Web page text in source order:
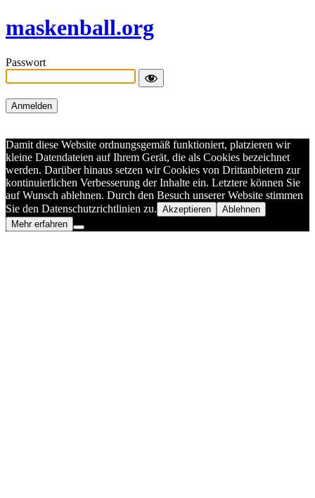
maskenball.org
Passwort
Damit diese Website ordnungsgemäß funktioniert, platzieren wir
kleine Datendateien auf Ihrem Gerät, die als Cookies bezeichnet
werden. Darüber hinaus setzen wir Cookies von Drittanbietern zur
kontinuierlichen Verbesserung der Inhalte ein. Letztere können Sie
auf Wunsch ablehnen. Durch den Besuch unserer Website stimmen
Sie den Datenschutzrichtlinien zu. Akzeptieren
Ablehnen
Mehr erfahren